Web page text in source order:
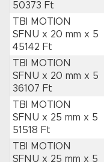
50373 Ft
TBI MOTION
SFNU x 20 mm x 5
45142 Ft
TBI MOTION
SFNU x 20 mm x 5
36107 Ft
TBI MOTION
SFNU x 25 mm x 5
51518 Ft
TBI MOTION
SFNU x 25 mm x 5